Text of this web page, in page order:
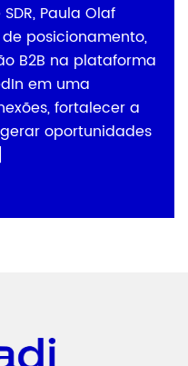
Paula Olaf
posicionamento,
B2B na plataforma
em uma
fortalecer a
oportunidades